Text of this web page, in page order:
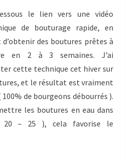
le lien vers une vidéo
de bouturage rapide, en
des boutures prêtes à
en 2 à 3 semaines. J’ai
cette technique cet hiver sur
et le résultat est vraiment
de bourgeons débourrés ).
les boutures en eau dans
– 25 ), cela favorise le